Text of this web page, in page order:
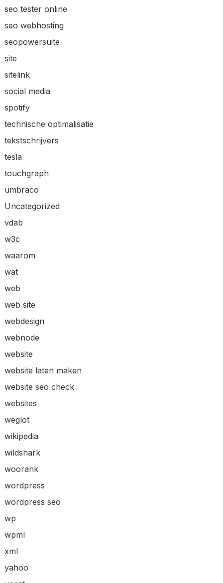
seo tester online
seo webhosting
seopowersuite
site
sitelink
social media
spotify
technische optimalisatie
tekstschrijvers
tesla
touchgraph
umbraco
Uncategorized
vdab
w3c
waarom
wat
web
web site
webdesign
webnode
website
website laten maken
website seo check
websites
weglot
wikipedia
wildshark
woorank
wordpress
wordpress seo
wp
wpml
xml
yahoo